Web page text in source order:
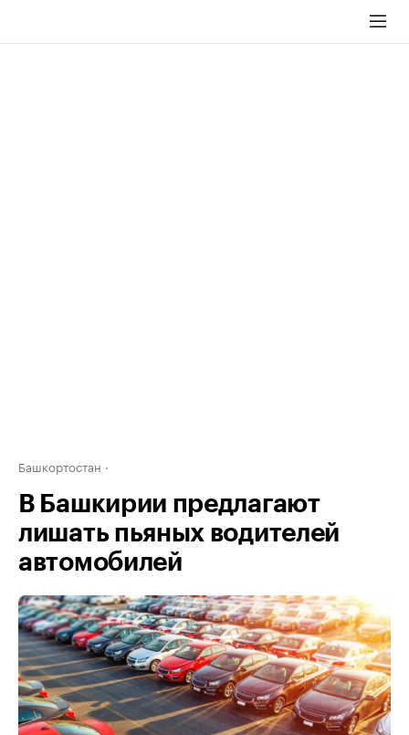
Башкортостан
В Башкирии предлагают
лишать пьяных водителей
автомобилей